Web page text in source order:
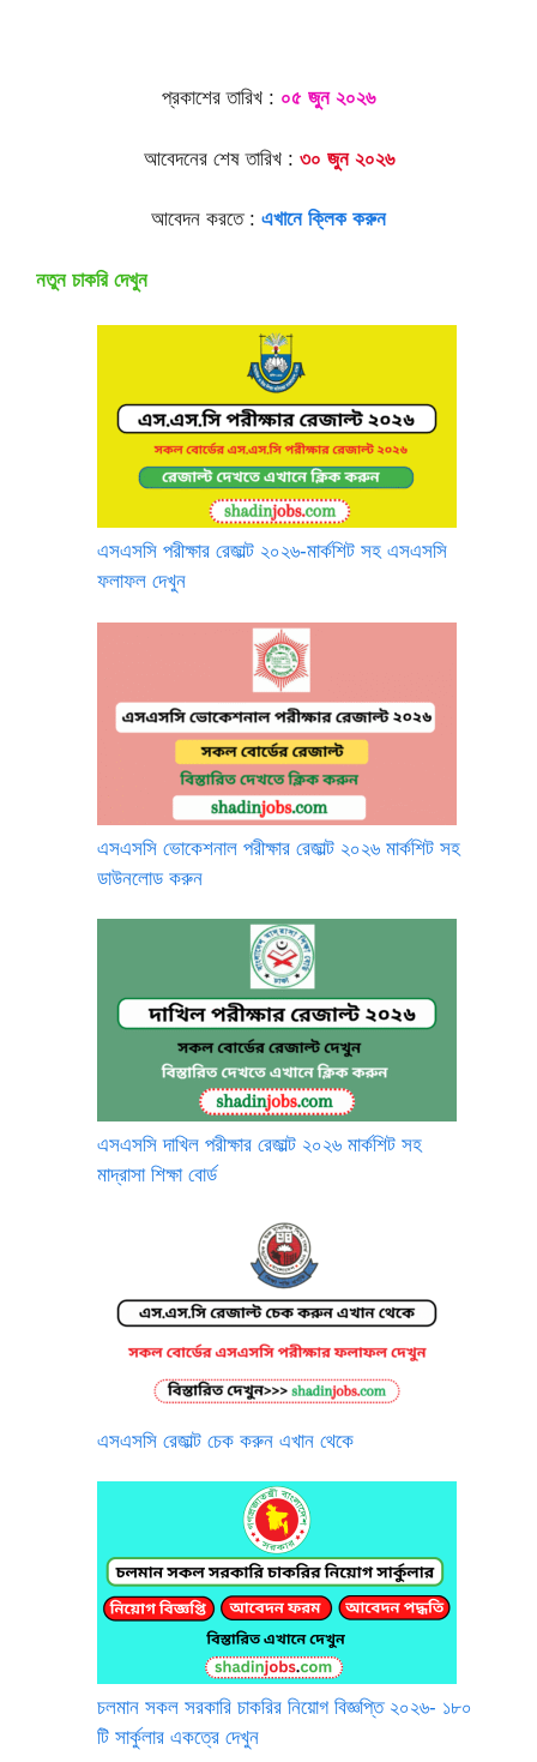
প্রকাশের তারিখ : ০৫ জুন ২০২৬
আবেদনের শেষ তারিখ : ৩০ জুন ২০২৬
আবেদন করতে : এখানে ক্লিক করুন
নতুন চাকরি দেখুন
এসএসসি পরীক্ষার রেজাল্ট ২০২৬-মার্কশিট সহ এসএসসি
ফলাফল দেখুন
এসএসসি ভোকেশনাল পরীক্ষার রেজাল্ট ২০২৬ মার্কশিট সহ
ডাউনলোড করুন
এসএসসি দাখিল পরীক্ষার রেজাল্ট ২০২৬ মার্কশিট সহ
মাদ্রাসা শিক্ষা বোর্ড
এসএসসি রেজাল্ট চেক করুন এখান থেকে
চলমান সকল সরকারি চাকরির নিয়োগ বিজ্ঞপ্তি ২০২৬- ১৮০
টি সার্কুলার একত্রে দেখুন